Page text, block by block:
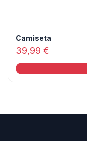
Camiseta
39,99 €